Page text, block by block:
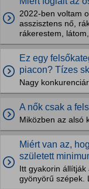
2022-ben voltam
asszisztens nő,
rákerestem,
Ez egy
piacon? Tízes
Nagy
A nők csak a
Miközben az alsó
Miért van az,
született
Itt gyakorin
gyönyörű szépek.